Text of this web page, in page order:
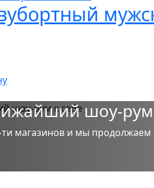
шоу-рум
ти магазинов и мы продолжаем